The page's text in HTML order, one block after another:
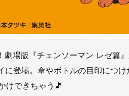
場版『チェンソーマン レゼ篇
に登場。傘やボトルの目印につけ
けできちゃう🎵